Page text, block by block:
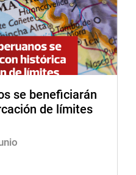
se beneficiarán
de límites